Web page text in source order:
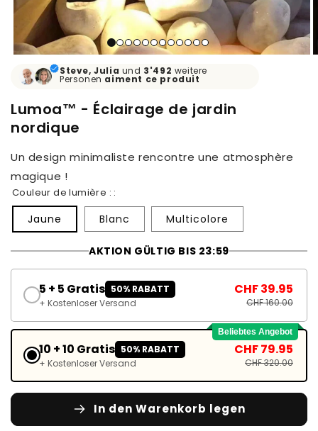
Steve, Julia und 3'492 weitere
Personen aiment ce produit
Lumoa™ - Éclairage de jardin
nordique
Un design minimaliste rencontre une atmosphère
magique !
Couleur de lumière : :
Jaune Blanc Multicolore
AKTION GÜLTIG BIS 23:59
5 + 5 Gratis 50% RABATT
+ Kostenloser Versand
CHF 39.95
CHF 160.00
Beliebtes Angebot
10 + 10 Gratis 50% RABATT
+ Kostenloser Versand
CHF 79.95
CHF 320.00
In den Warenkorb legen